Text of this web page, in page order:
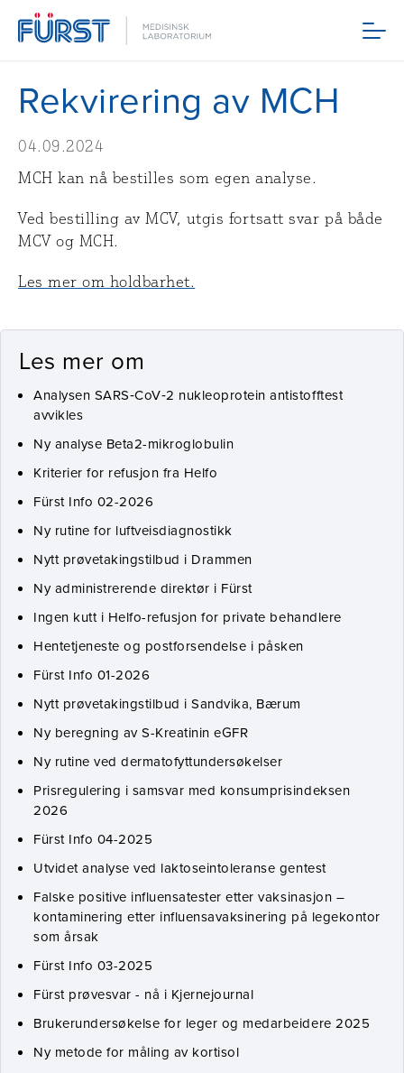
Meny
Rekvirering av MCH
04.09.2024
MCH kan nå bestilles som egen analyse.
Ved bestilling av MCV, utgis fortsatt svar på både
MCV og MCH.
Les mer om holdbarhet.
Les mer om
Analysen SARS‑CoV‑2 nukleoprotein antistofftest
avvikles
Ny analyse Beta2-mikroglobulin
Kriterier for refusjon fra Helfo
Fürst Info 02-2026
Ny rutine for luftveisdiagnostikk
Nytt prøvetakingstilbud i Drammen
Ny administrerende direktør i Fürst
Ingen kutt i Helfo-refusjon for private behandlere
Hentetjeneste og postforsendelse i påsken
Fürst Info 01-2026
Nytt prøvetakingstilbud i Sandvika, Bærum
Ny beregning av S-Kreatinin eGFR
Ny rutine ved dermatofyttundersøkelser
Prisregulering i samsvar med konsumprisindeksen
2026
Fürst Info 04-2025
Utvidet analyse ved laktoseintoleranse gentest
Falske positive influensatester etter vaksinasjon –
kontaminering etter influensavaksinering på legekontor
som årsak
Fürst Info 03-2025
Fürst prøvesvar - nå i Kjernejournal
Brukerundersøkelse for leger og medarbeidere 2025
Ny metode for måling av kortisol